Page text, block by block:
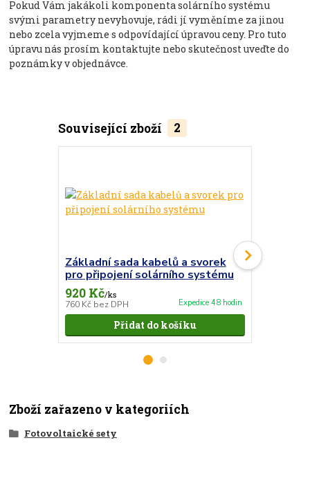
Pokud Vám jakákoli komponenta solárního systému
svými parametry nevyhovuje, rádi jí vyměníme za jinou
nebo zcela vyjmeme s odpovídající úpravou ceny. Pro tuto
úpravu nás prosím kontaktujte nebo skutečnost uveďte do
poznámky v objednávce.
Související zboží 2
Základní sada kabelů a svorek
pro připojení solárního systému
920 Kč/ks
760 Kč bez DPH Expedice 48 hodin
Přidat do košíku
Měnič
Zboží zařazeno v kategoriích
Fotovoltaické sety